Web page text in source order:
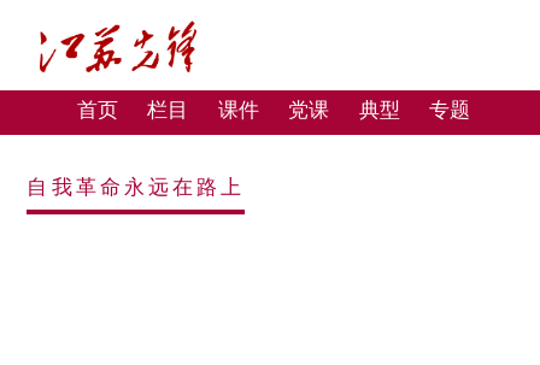
首页 栏目 课件 党课 典型 专题
自我革命永远在路上